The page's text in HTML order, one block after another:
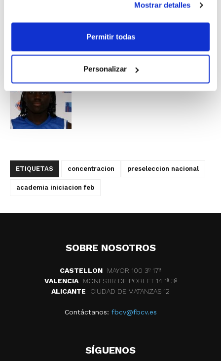
Mostrar detalles
Permitir todas
Personalizar
ETIQUETAS concentracion preseleccion nacional
academia iniciacion feb
SOBRE NOSOTROS
CASTELLON
MAYOR 100 3º 17ª
VALENCIA
MONESTIR DE POBLET 14 1ª 3º
ALICANTE
CIUDAD DE MATANZAS 12
Contáctanos: fbcv@fbcv.es
SÍGUENOS